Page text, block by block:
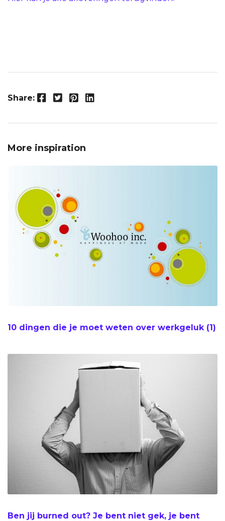
Share: Facebook Twitter Pinterest LinkedIn
More inspiration
10 dingen die je moet weten over werkgeluk (1)
Ben jij burned out? Je bent niet gek, je bent